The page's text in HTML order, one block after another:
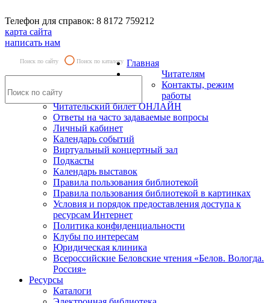
Телефон для справок: 8 8172 759212
карта сайта
написать нам
Поиск по сайту Поиск по каталогу Главная
Читателям
Контакты, режим
работы
Читательский билет ОНЛАЙН
Ответы на часто задаваемые вопросы
Личный кабинет
Календарь событий
Виртуальный концертный зал
Подкасты
Календарь выставок
Правила пользования библиотекой
Правила пользования библиотекой в картинках
Условия и порядок предоставления доступа к
ресурсам Интернет
Политика конфиденциальности
Клубы по интересам
Юридическая клиника
Всероссийские Беловские чтения «Белов. Вологда.
Россия»
Ресурсы
Каталоги